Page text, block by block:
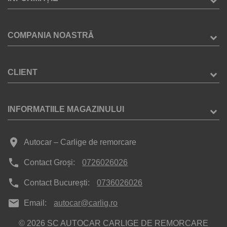
COMPANIA NOASTRĂ
CLIENT
INFORMATIILE MAGAZINULUI
place Autocar – Carlige de remorcare
phone Contact Groși: 0726026026
phone Contact București: 0736026026
mail Email: autocar@carlig.ro
© 2026 SC AUTOCAR CARLIGE DE REMORCARE